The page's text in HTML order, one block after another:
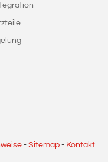
-Sitemap - Kontakt